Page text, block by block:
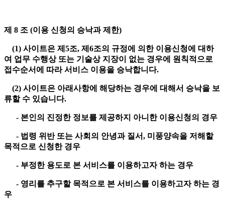
제 8 조 (이용 신청의 승낙과 제한)
(1) 사이트은 제5조, 제6조의 규정에 의한 이용신청에 대하
여 업무 수행상 또는 기술상 지장이 없는 경우에 원칙적으로
접수순서에 따라 서비스 이용을 승낙합니다.
(2) 사이트은 아래사항에 해당하는 경우에 대해서 승낙을 보
류할 수 있습니다.
- 본인의 진정한 정보를 제공하지 아니한 이용신청의 경우
- 법령 위반 또는 사회의 안녕과 질서, 미풍양속을 저해할
목적으로 신청한 경우
- 부정한 용도로 본 서비스를 이용하고자 하는 경우
- 영리를 추구할 목적으로 본 서비스를 이용하고자 하는 경
우